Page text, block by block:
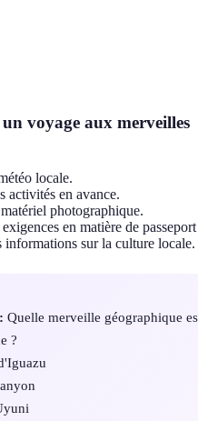
voyage aux merveilles
locale.
activités en avance.
photographique.
en matière de
informations sur la culture locale.
Quelle merveille géographique
?